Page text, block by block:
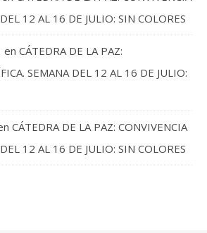
12 AL 16 DE JULIO: SIN COLORES
en CÁTEDRA DE LA PAZ:
SEMANA DEL 12 AL 16 DE JULIO:
CÁTEDRA DE LA PAZ: CONVIVENCIA
12 AL 16 DE JULIO: SIN COLORES